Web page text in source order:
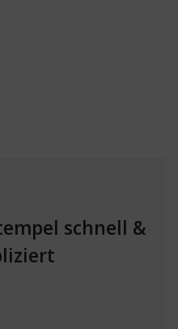
schnell &